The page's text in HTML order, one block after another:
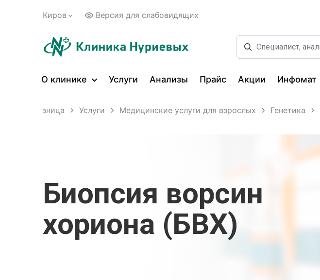
Киров Версия для слабовидящих
О клинике Услуги Анализы Прайс Акции Инфомат
страница Услуги Медицинские услуги для взрослых Генетика
Биопсия ворсин
хориона (БВХ)